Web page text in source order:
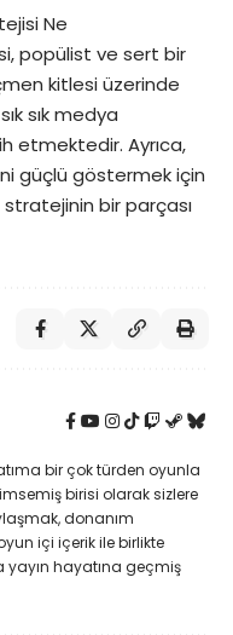
Ne
popülist ve sert bir
kitlesi üzerinde
sık medya
etmektedir. Ayrıca,
güçlü göstermek için
bir parçası
bir çok türden oyunla
birisi olarak sizlere
donanım
içi içerik ile birlikte
yayın hayatına geçmiş